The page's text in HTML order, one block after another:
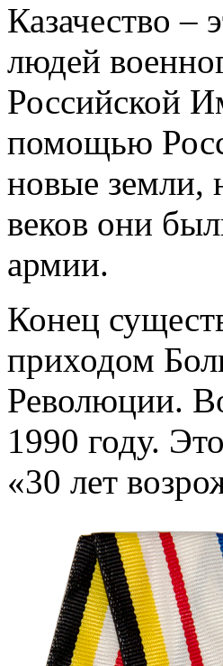
Казачество –
людей
Российской
помощью
новые земли,
веков они
армии.
Конец
приходом
Революции.
1990 году.
«30 лет